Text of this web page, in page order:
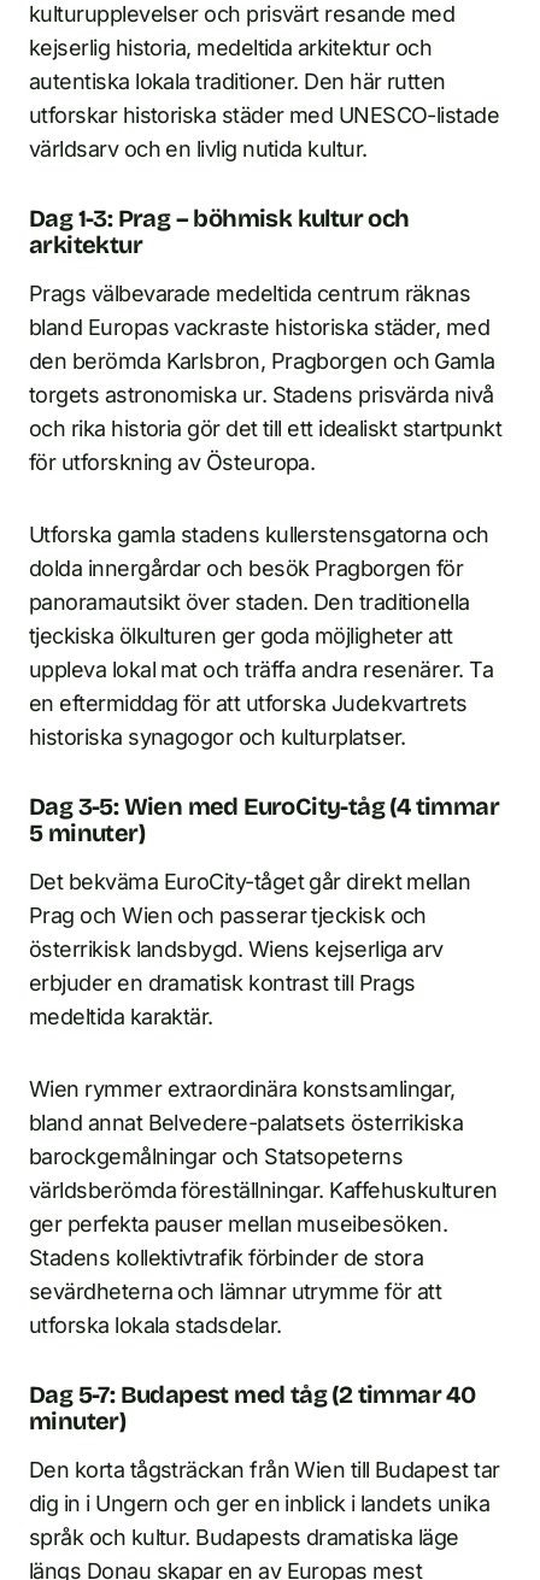
kulturupplevelser och prisvärt resande med
kejserlig historia, medeltida arkitektur och
autentiska lokala traditioner. Den här rutten
utforskar historiska städer med UNESCO-listade
världsarv och en livlig nutida kultur.
Dag 1-3: Prag – böhmisk kultur och
arkitektur
Prags välbevarade medeltida centrum räknas
bland Europas vackraste historiska städer, med
den berömda Karlsbron, Pragborgen och Gamla
torgets astronomiska ur. Stadens prisvärda nivå
och rika historia gör det till ett idealiskt startpunkt
för utforskning av Östeuropa.
Utforska gamla stadens kullerstensgatorna och
dolda innergårdar och besök Pragborgen för
panoramautsikt över staden. Den traditionella
tjeckiska ölkulturen ger goda möjligheter att
uppleva lokal mat och träffa andra resenärer. Ta
en eftermiddag för att utforska Judekvartrets
historiska synagogor och kulturplatser.
Dag 3-5: Wien med EuroCity-tåg (4 timmar
5 minuter)
Det bekväma EuroCity-tåget går direkt mellan
Prag och Wien och passerar tjeckisk och
österrikisk landsbygd. Wiens kejserliga arv
erbjuder en dramatisk kontrast till Prags
medeltida karaktär.
Wien rymmer extraordinära konstsamlingar,
bland annat Belvedere-palatsets österrikiska
barockgemålningar och Statsopeterns
världsberömda föreställningar. Kaffehuskulturen
ger perfekta pauser mellan museibesöken.
Stadens kollektivtrafik förbinder de stora
sevärdheterna och lämnar utrymme för att
utforska lokala stadsdelar.
Dag 5-7: Budapest med tåg (2 timmar 40
minuter)
Den korta tågsträckan från Wien till Budapest tar
dig in i Ungern och ger en inblick i landets unika
språk och kultur. Budapests dramatiska läge
längs Donau skapar en av Europas mest